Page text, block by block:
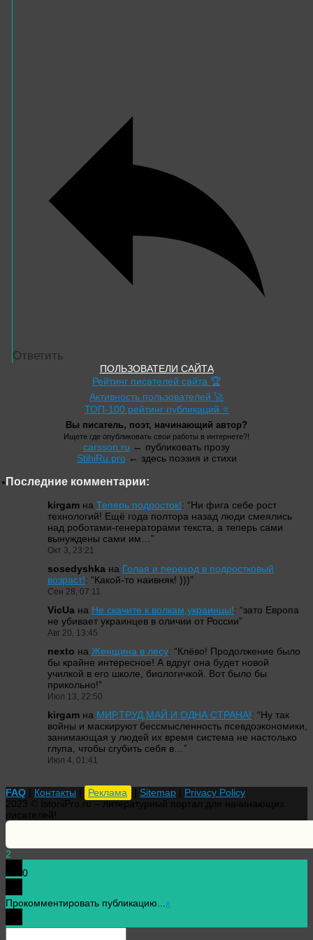
Ответить
ПОЛЬЗОВАТЕЛИ САЙТА
Рейтинг писателей сайта 🏆
Активность пользователей 🚀
ТОП-100 рейтинг публикаций ⭐
Вы писатель, поэт, начинающий автор?
Ищете где опубликовать свои работы в интернете?!
carsson.ru ← публиковать прозу
StihiRu.pro ← здесь поэзия и стихи
Последние комментарии:
kirgam на Теперь подросток!: “Ни фига себе рост
технологий! Ещё года полтора назад люди смеялись
над роботами-генераторами текста, а теперь сами
вынуждены сами им…”
Окт 3, 23:21
sosedyshka на Голая и переход в подростковый
возраст!: “Какой-то наивняк! )))”
Сен 28, 07:11
VicUa на Не скачите к волкам,украинцы!: “зато Европа
не убивает украинцев в оличии от России”
Авг 20, 13:45
nexto на Женщина в лесу: “Клёво! Продолжение было
бы крайне интересное! А вдруг она будет новой
училкой в его школе, биологичкой. Вот было бы
прикольно!”
Июл 13, 22:50
kirgam на МИР,ТРУД,МАЙ И ОДНА СТРАНА!: “Ну так
войны и маскируют бессмысленность псевдоэкономики,
занимающая у людей их время система не настолько
глупа, чтобы сгубить себя в… ”
Июл 4, 01:41
FAQ Контакты Реклама Sitemap
Privacy Policy
2023 © IstoriiPro.ru – литературный портал для начинающих
2
0
Прокомментировать публикацию... x